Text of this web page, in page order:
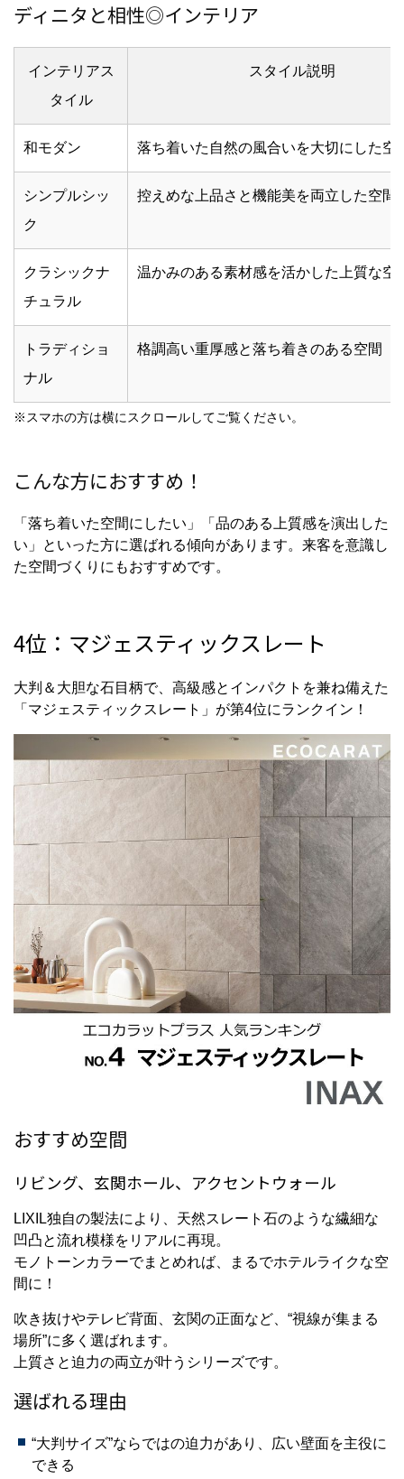
ディニタと相性◎インテリア
インテリアス
タイル
スタイル説明
和モダン 落ち着いた自然の風合いを大切にした空
シンプルシッ
ク
控えめな上品さと機能美を両立した空間
クラシックナ
チュラル
温かみのある素材感を活かした上質な空
トラディショ
ナル
格調高い重厚感と落ち着きのある空間
※スマホの方は横にスクロールしてご覧ください。
こんな方におすすめ！
「落ち着いた空間にしたい」「品のある上質感を演出した
い」といった方に選ばれる傾向があります。来客を意識し
た空間づくりにもおすすめです。
4位：マジェスティックスレート
大判＆大胆な石目柄で、高級感とインパクトを兼ね備えた
「マジェスティックスレート」が第4位にランクイン！
おすすめ空間
リビング、玄関ホール、アクセントウォール
LIXIL独自の製法により、天然スレート石のような繊細な
凹凸と流れ模様をリアルに再現。
モノトーンカラーでまとめれば、まるでホテルライクな空
間に！
吹き抜けやテレビ背面、玄関の正面など、“視線が集まる
場所”に多く選ばれます。
上質さと迫力の両立が叶うシリーズです。
選ばれる理由
“大判サイズ”ならではの迫力があり、広い壁面を主役に
できる